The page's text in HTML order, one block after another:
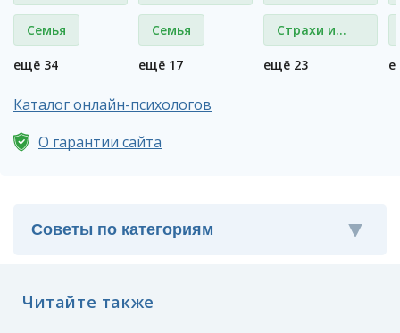
депрессия
Семья
ещё 34
депрессия
Семья
ещё 17
депрессия
Страхи и
фобии
ещё 23
Каталог онлайн-психологов
О гарантии сайта
Читайте также